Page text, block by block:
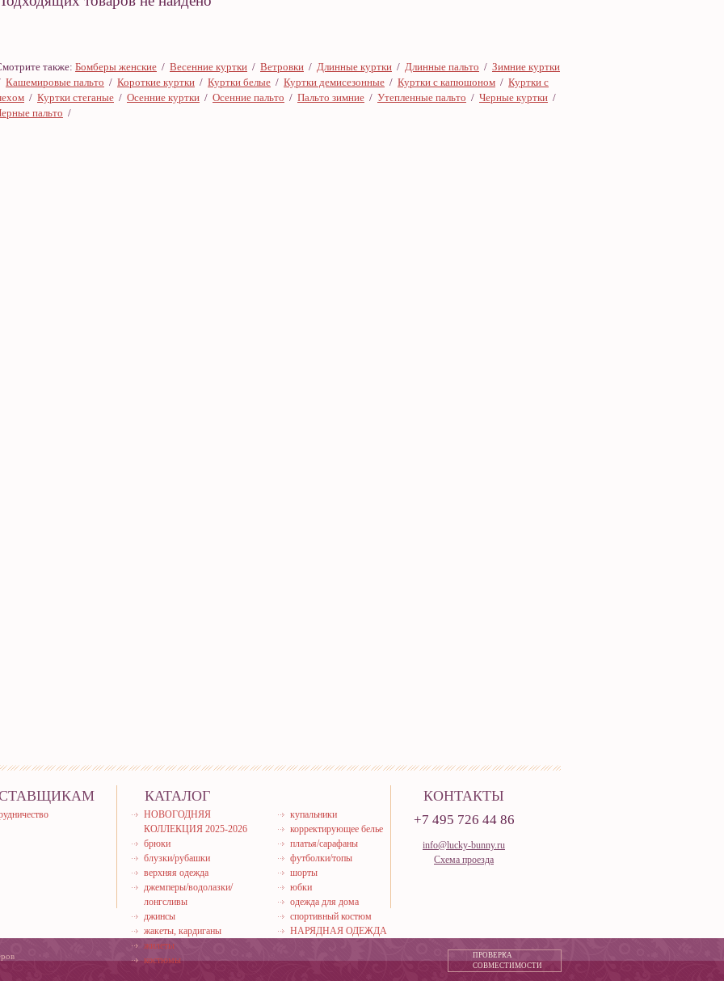
также: Бомберы женские / Весенние куртки / Ветровки / Длинные куртки / Длинные пальто / Зимние куртки
Кашемировые пальто / Короткие куртки / Куртки белые / Куртки демисезонные / Куртки с капюшоном / Куртки с
/ Куртки стеганые / Осенние куртки / Осенние пальто / Пальто зимние / Утепленные пальто / Черные куртки /
пальто /
КАТАЛОГ
НОВОГОДНЯЯ
КОЛЛЕКЦИЯ 2025-2026
брюки
блузки/рубашки
верхняя одежда
джемперы/водолазки/
лонгсливы
джинсы
жакеты, кардиганы
жилеты
костюмы
купальники
корректирующее белье
платья/сарафаны
футболки/топы
шорты
юбки
одежда для дома
спортивный костюм
НАРЯДНАЯ ОДЕЖДА
КОНТАКТЫ
+7 495 726 44 86
info@lucky-bunny.ru
Схема проезда
ПРОВЕРКА
СОВМЕСТИМОСТИ